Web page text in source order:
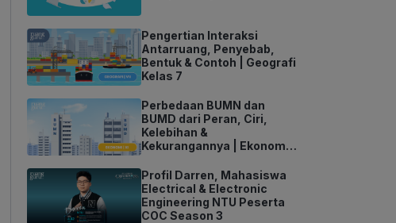
Pengertian Interaksi
Antarruang, Penyebab,
Bentuk & Contoh | Geografi
Kelas 7
Perbedaan BUMN dan
BUMD dari Peran, Ciri,
Kelebihan &
Kekurangannya | Ekonomi
Profil Darren, Mahasiswa
Electrical & Electronic
Engineering NTU Peserta
COC Season 3